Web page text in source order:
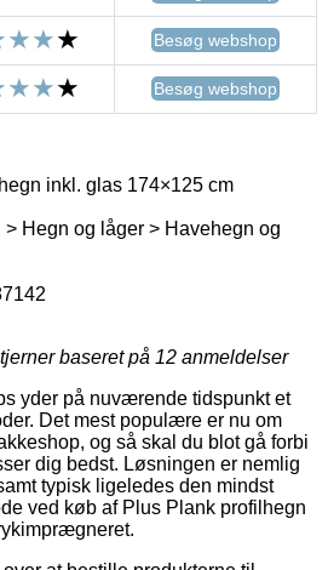
Besøg webshop
Besøg webshop
inkl. glas 174×125 cm
> Hegn og låger > Havehegn og
baseret på 12 anmeldelser
yder på nuværende tidspunkt et
Det mest populære er nu om
og så skal du blot gå forbi
dig bedst. Løsningen er nemlig
typisk ligeledes den mindst
ved køb af Plus Plank profilhegn